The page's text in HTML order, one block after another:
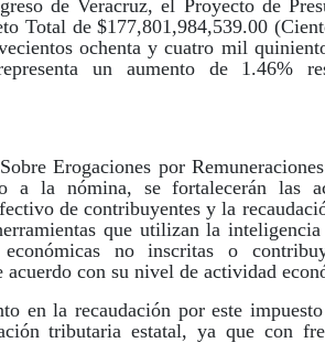
de Veracruz, el Proyecto de
Total de $177,801,984,539.00
ochenta y cuatro mil
un aumento de 1.46%
Erogaciones por
a la nómina, se fortalecerán las
de contribuyentes y la
que utilizan la
no inscritas o
con su nivel de actividad
en la recaudación por este impuesto
tributaria estatal, ya que con